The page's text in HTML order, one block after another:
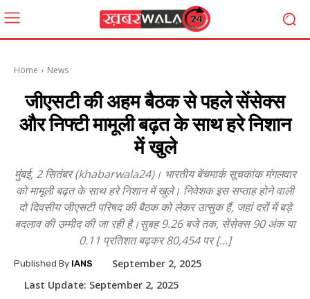
Home News
जीएसटी की अहम बैठक से पहले सेंसेक्स
और निफ्टी मामूली बढ़त के साथ हरे निशान
में खुले
मुंबई, 2 सितंबर (khabarwala24)। भारतीय बेंचमार्क सूचकांक मंगलवार
को मामूली बढ़त के साथ हरे निशान में खुले। निवेशक इस सप्ताह होने वाली
दो दिवसीय जीएसटी परिषद की बैठक को लेकर उत्सुक हैं, जहां दरों में बड़े
बदलाव की उम्मीद की जा रही है।सुबह 9.26 बजे तक, सेंसेक्स 90 अंक या
0.11 प्रतिशत बढ़कर 80,454 पर […]
Published By IANS
September 2, 2025
Last Update: September 2, 2025